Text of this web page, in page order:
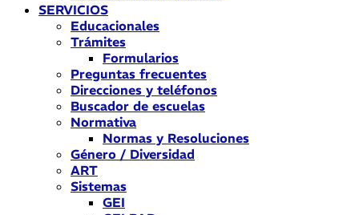
SERVICIOS
Educacionales
Trámites
Formularios
Preguntas frecuentes
Direcciones y teléfonos
Buscador de escuelas
Normativa
Normas y Resoluciones
Género / Diversidad
ART
Sistemas
GEI